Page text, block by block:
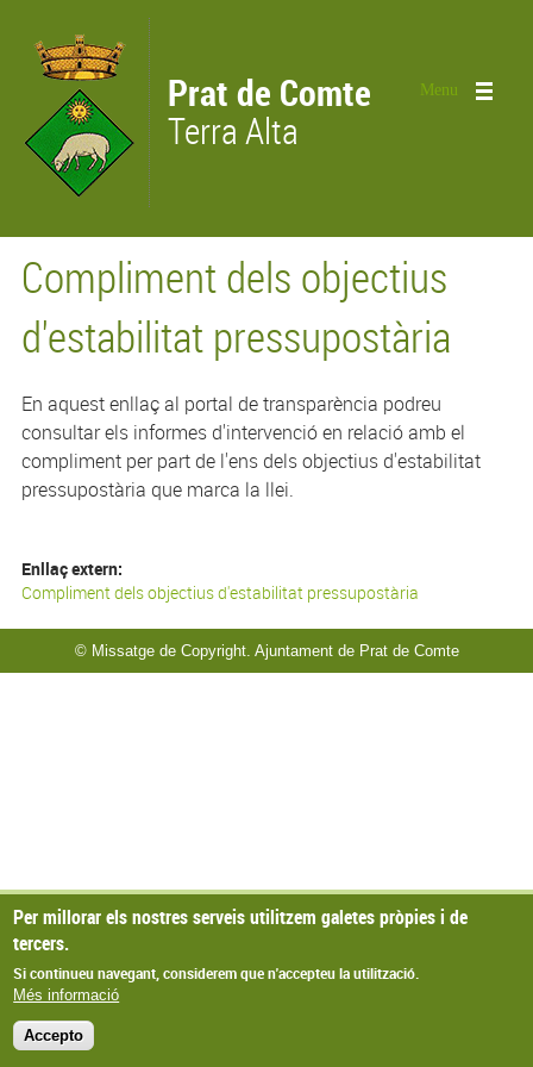
Prat de Comte
Terra Alta
Compliment dels objectius
d'estabilitat pressupostària
En aquest enllaç al portal de transparència podreu
consultar els informes d'intervenció en relació amb el
compliment per part de l'ens dels objectius d'estabilitat
pressupostària que marca la llei.
Enllaç extern:
Compliment dels objectius d'estabilitat pressupostària
© Missatge de Copyright. Ajuntament de Prat de Comte
Menu
Per millorar els nostres serveis utilitzem galetes pròpies i de
tercers.
Si continueu navegant, considerem que n'accepteu la utilització.
Més informació
Accepto